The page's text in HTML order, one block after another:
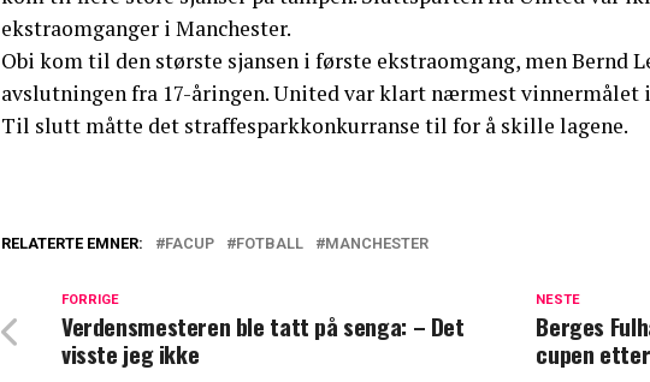
ekstraomganger i Manchester.
Obi kom til den største sjansen i første ekstraomgang, men Bernd
avslutningen fra 17-åringen. United var klart nærmest vinnermålet
Til slutt måtte det straffesparkkonkurranse til for å skille lagene.
RELATERTE EMNER: FACUP FOTBALL MANCHESTER
NESTE
Berges
cupen
FORRIGE
Verdensmesteren ble tatt på senga: – Det
visste jeg ikke